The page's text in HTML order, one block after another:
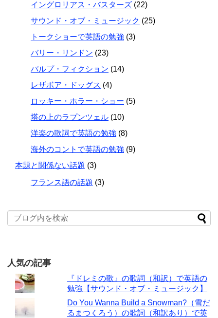
イングロリアス・バスターズ (22)
サウンド・オブ・ミュージック (25)
トークショーで英語の勉強 (3)
バリー・リンドン (23)
パルプ・フィクション (14)
レザボア・ドッグス (4)
ロッキー・ホラー・ショー (5)
塔の上のラプンツェル (10)
洋楽の歌詞で英語の勉強 (8)
海外のコントで英語の勉強 (9)
本題と関係ない話題 (3)
フランス語の話題 (3)
人気の記事
『ドレミの歌』の歌詞（和訳）で英語の
勉強【サウンド・オブ・ミュージック】
Do You Wanna Build a Snowman?（雪だ
るまつくろう）の歌詞（和訳あり）で英